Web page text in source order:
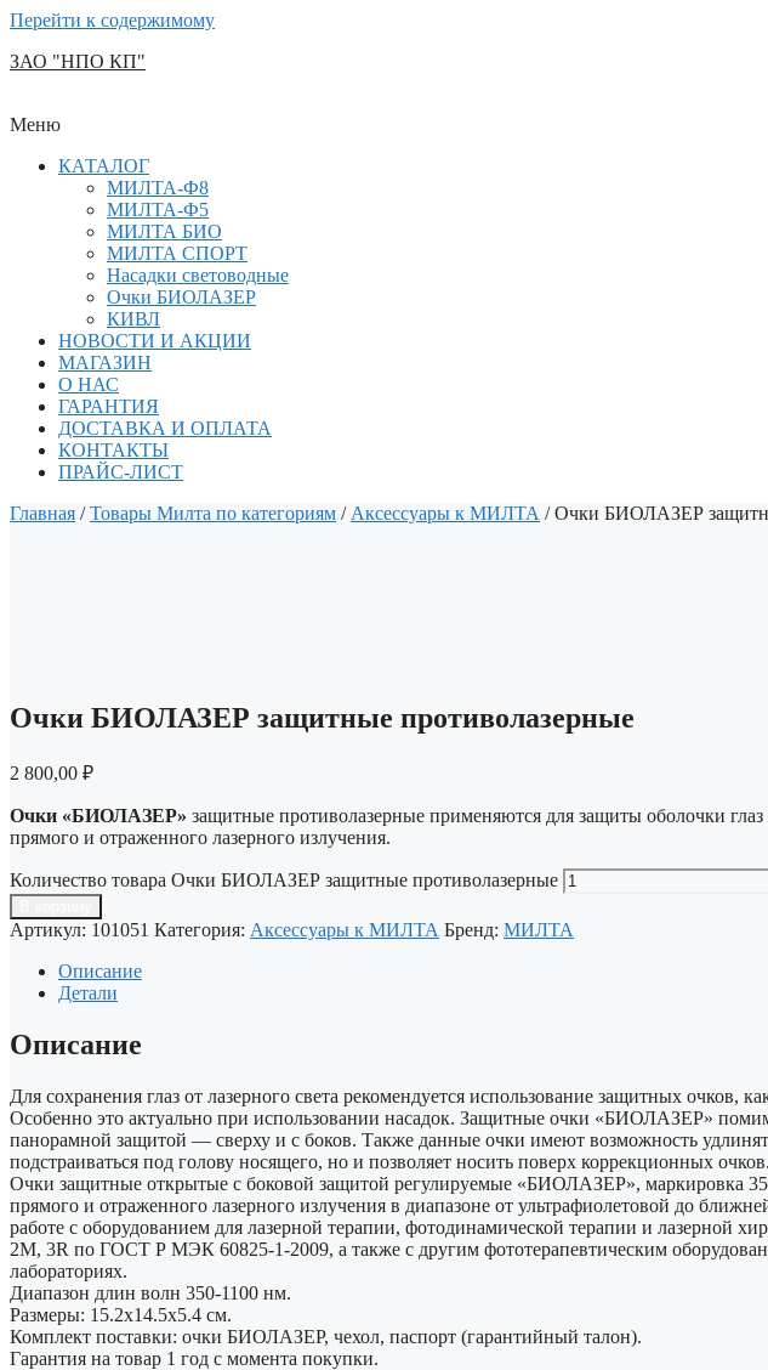
Перейти к содержимому
ЗАО "НПО КП"
Меню
КАТАЛОГ
МИЛТА-Ф8
МИЛТА-Ф5
МИЛТА БИО
МИЛТА СПОРТ
Насадки световодные
Очки БИОЛАЗЕР
КИВЛ
НОВОСТИ И АКЦИИ
МАГАЗИН
О НАС
ГАРАНТИЯ
ДОСТАВКА И ОПЛАТА
КОНТАКТЫ
ПРАЙС-ЛИСТ
Главная /Товары Милта по категориям / Аксессуары к МИЛТА / Очки БИОЛАЗЕР
Очки БИОЛАЗЕР защитные противолазерные
2 800,00 ₽
Очки «БИОЛАЗЕР» защитные противолазерные применяются для защиты оболочки
прямого и отраженного лазерного излучения.
Количество товара Очки БИОЛАЗЕР защитные противолазерные
Артикул: 101051 Категория: Аксессуары к МИЛТА Бренд: МИЛТА
Описание
Детали
Описание
Для сохранения глаз от лазерного света рекомендуется использование защитных очков,
Особенно это актуально при использовании насадок. Защитные очки «БИОЛАЗЕР»
панорамной защитой — сверху и с боков. Также данные очки имеют возможность
подстраиваться под голову носящего, но и позволяет носить поверх коррекционных очков.
Очки защитные открытые с боковой защитой регулируемые «БИОЛАЗЕР», маркировка
прямого и отраженного лазерного излучения в диапазоне от ультрафиолетовой до
работе с оборудованием для лазерной терапии, фотодинамической терапии и лазерной
2М, 3R по ГОСТ Р МЭК 60825-1-2009, а также с другим фототерапевтическим
лабораториях.
Диапазон длин волн 350-1100 нм.
Размеры: 15.2х14.5х5.4 см.
Комплект поставки: очки БИОЛАЗЕР, чехол, паспорт (гарантийный талон).
Гарантия на товар 1 год с момента покупки.